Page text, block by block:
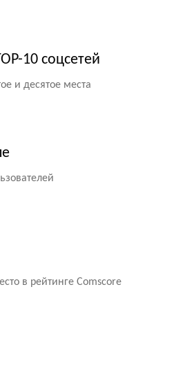
10 соцсетей
и десятое места
в рейтинге Comscore